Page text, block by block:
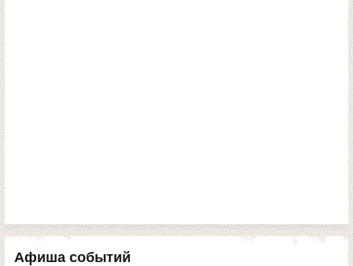
Афиша событий